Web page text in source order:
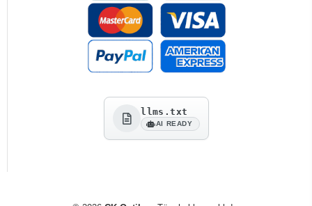
llms.txt
AI READY